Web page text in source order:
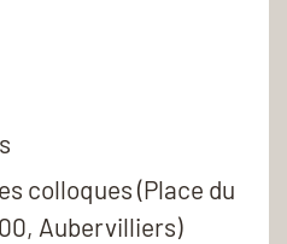
colloques (Place du
Aubervilliers)